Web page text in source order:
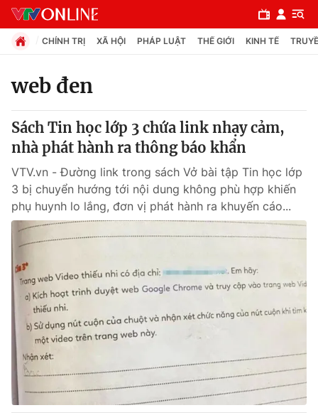
Chuyên mục
Chính trị
Xã hội
Pháp luật
Y tế
Thế giới
Tin tức
Thế giới đó đây
Câu chuyện quốc tế
Kinh tế
Tài chính
Thị trường
Dữ liệu và đời sống
CHÍNH TRỊ XÃ HỘI PHÁP LUẬT THẾ GIỚI KINH TẾ
web đen
Sách Tin học lớp 3 chứa link nhạy cảm,
nhà phát hành ra thông báo khẩn
VTV.vn - Đường link trong sách Vở bài tập Tin học lớp
3 bị chuyển hướng tới nội dung không phù hợp khiến
phụ huynh lo lắng, đơn vị phát hành ra khuyến cáo...